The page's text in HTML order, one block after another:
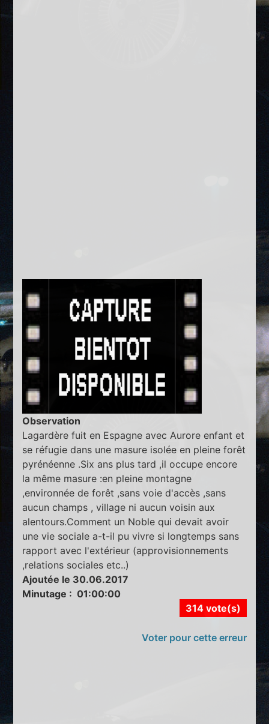
Observation
Lagardère fuit en Espagne avec Aurore enfant et
se réfugie dans une masure isolée en pleine forêt
pyrénéenne .Six ans plus tard ,il occupe encore
la même masure :en pleine montagne
,environnée de forêt ,sans voie d'accès ,sans
aucun champs , village ni aucun voisin aux
alentours.Comment un Noble qui devait avoir
une vie sociale a-t-il pu vivre si longtemps sans
rapport avec l'extérieur (approvisionnements
,relations sociales etc..)
Ajoutée le 30.06.2017
Minutage : 01:00:00
314 vote(s)
Voter pour cette erreur